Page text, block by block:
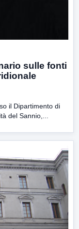
sulle fonti
il Dipartimento di
del Sannio,...